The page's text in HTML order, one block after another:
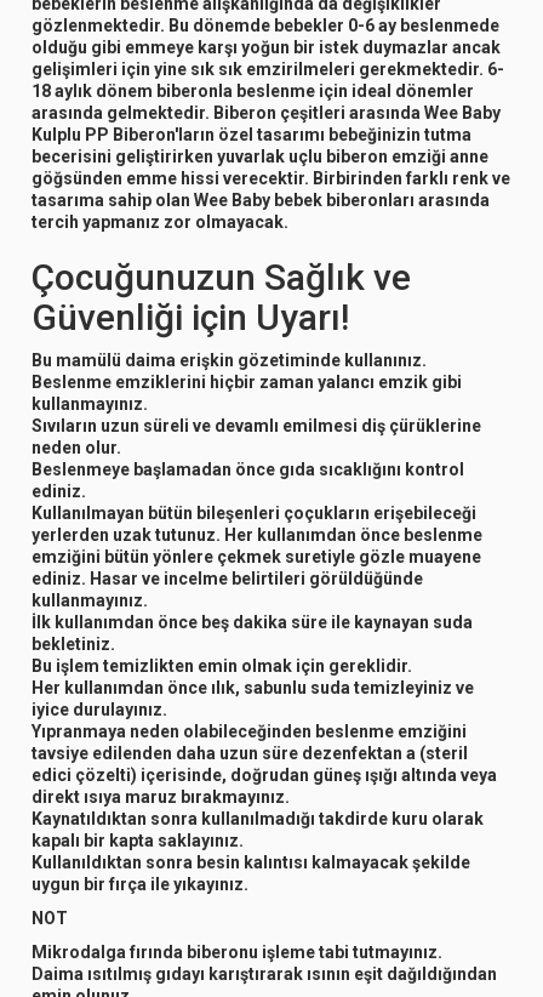
gözlenmektedir. Bu dönemde bebekler 0-6 ay beslenmede
olduğu gibi emmeye karşı yoğun bir istek duymazlar ancak
gelişimleri için yine sık sık emzirilmeleri gerekmektedir. 6-
18 aylık dönem biberonla beslenme için ideal dönemler
arasında gelmektedir. Biberon çeşitleri arasında Wee Baby
Kulplu PP Biberon'ların özel tasarımı bebeğinizin tutma
becerisini geliştirirken yuvarlak uçlu biberon emziği anne
göğsünden emme hissi verecektir. Birbirinden farklı renk ve
tasarıma sahip olan Wee Baby bebek biberonları arasında
tercih yapmanız zor olmayacak.
Çocuğunuzun Sağlık ve
Güvenliği için Uyarı!
Bu mamülü daima erişkin gözetiminde kullanınız.
Beslenme emziklerini hiçbir zaman yalancı emzik gibi
kullanmayınız.
Sıvıların uzun süreli ve devamlı emilmesi diş çürüklerine
neden olur.
Beslenmeye başlamadan önce gıda sıcaklığını kontrol
ediniz.
Kullanılmayan bütün bileşenleri çoçukların erişebileceği
yerlerden uzak tutunuz. Her kullanımdan önce beslenme
emziğini bütün yönlere çekmek suretiyle gözle muayene
ediniz. Hasar ve incelme belirtileri görüldüğünde
kullanmayınız.
İlk kullanımdan önce beş dakika süre ile kaynayan suda
bekletiniz.
Bu işlem temizlikten emin olmak için gereklidir.
Her kullanımdan önce ılık, sabunlu suda temizleyiniz ve
iyice durulayınız.
Yıpranmaya neden olabileceğinden beslenme emziğini
tavsiye edilenden daha uzun süre dezenfektan a (steril
edici çözelti) içerisinde, doğrudan güneş ışığı altında veya
direkt ısıya maruz bırakmayınız.
Kaynatıldıktan sonra kullanılmadığı takdirde kuru olarak
kapalı bir kapta saklayınız.
Kullanıldıktan sonra besin kalıntısı kalmayacak şekilde
uygun bir fırça ile yıkayınız.
NOT
Mikrodalga fırında biberonu işleme tabi tutmayınız.
Daima ısıtılmış gıdayı karıştırarak ısının eşit dağıldığından